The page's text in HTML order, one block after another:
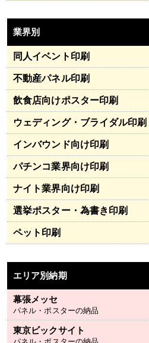
業界別
同人イベント印刷
不動産パネル印刷
飲食店向けポスター印刷
ウェディング・ブライダル印刷
インバウンド向け印刷
パチンコ業界向け印刷
ナイト業界向け印刷
選挙ポスター・為書き印刷
ペット印刷
エリア別納期
幕張メッセ
パネル・ポスターの納品
東京ビックサイト